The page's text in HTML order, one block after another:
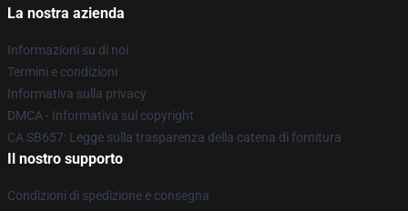
La nostra azienda
Informazioni su di noi
Termini e condizioni
Informativa sulla privacy
DMCA - Informativa sul copyright
CA SB657: Legge sulla trasparenza della catena di fornitura
Il nostro supporto
Condizioni di spedizione e consegna